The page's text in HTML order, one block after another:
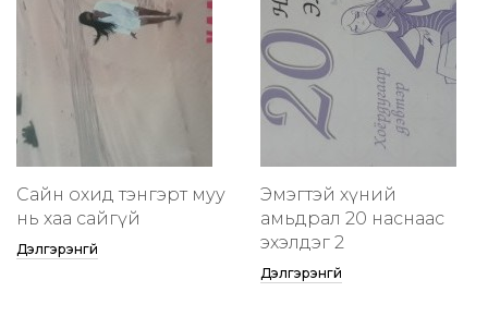
Сайн охид тэнгэрт муу
нь хаа сайгүй
Дэлгэрэнгүй
Эмэгтэй хүний
амьдрал 20 наснаас
эхэлдэг 2
Дэлгэрэнгүй